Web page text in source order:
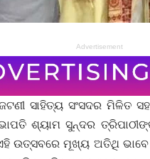
Advertisement
ସାହିତ୍ୟ ସଂସଦର ମିଳିତ
ଶ୍ୟାମ ସୁନ୍ଦର
ଉତ୍ସବରେ ମୂଖ୍ୟ ଅତିଥି